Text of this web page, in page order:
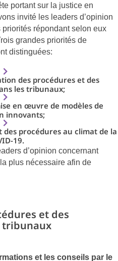
portant sur la justice en
invité les leaders d’opinion
répondant selon eux
grandes priorités de
distinguées:
des procédures et des
les tribunaux;
en œuvre de modèles de
innovants;
des procédures au climat de la
19.
d’opinion concernant
plus nécessaire afin de
et des
tribunaux
et les conseils par le